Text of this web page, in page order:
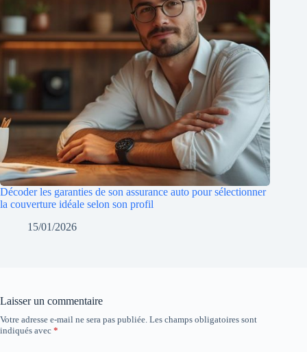
Décoder les garanties de son assurance auto pour sélectionner
la couverture idéale selon son profil
15/01/2026
Laisser un commentaire
Votre adresse e-mail ne sera pas publiée. Les champs obligatoires sont
indiqués avec *